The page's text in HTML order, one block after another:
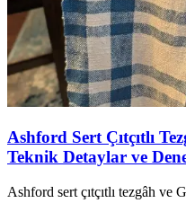
Ashford Sert Çıtçıtlı
Teknik Detaylar ve
Ashford sert çıtçıtlı tezgâh